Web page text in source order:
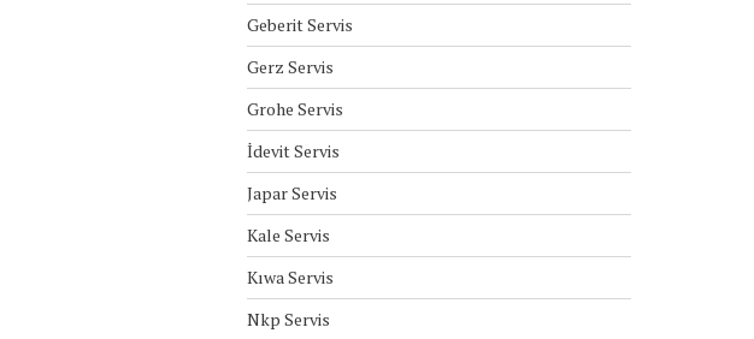
Geberit Servis
Gerz Servis
Grohe Servis
İdevit Servis
Japar Servis
Kale Servis
Kıwa Servis
Nkp Servis